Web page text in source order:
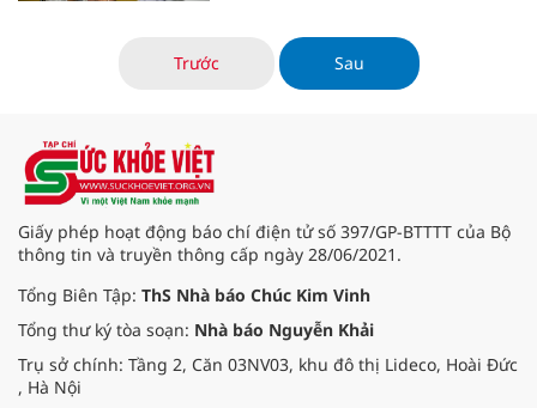
đợt cao tiêm điểm tiêm phòng
COVID-19 từ ngày 6/1 đến hết ngày
2/2, kể cả thứ bảy, chủ nhật và các
Trước Sau
Giấy phép hoạt động báo chí điện tử số 397/GP-BTTTT của Bộ
thông tin và truyền thông cấp ngày 28/06/2021.
Tổng Biên Tập: ThS Nhà báo Chúc Kim Vinh
Tổng thư ký tòa soạn: Nhà báo Nguyễn Khải
Trụ sở chính: Tầng 2, Căn 03NV03, khu đô thị Lideco, Hoài Đức
, Hà Nội